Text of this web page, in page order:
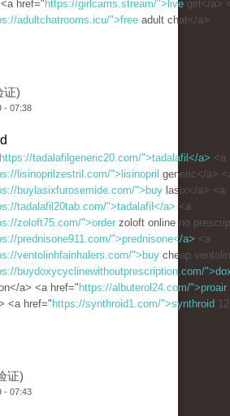
href=" https://girlcams.stream/">live girl</a>
adultchatrooms.icu/">free adult chat</a>
证)
- 07:38
https://tadalafilgeneric20.com/">tadalafil</a> <a
lisinoprilzestril.com/">lisinopril generic</a>
buylasixfurosemide.com/">buy lasix</a> <a
tadalafil20tab.com/">tadalafil</a> <a
zoloft75.com/">order zoloft online no
prednisone911.com/">prednisone</a> <a
ventolinhfainhalers.com/">buy cheap
buydoxycyclinewithoutprescription.com/
a> <a href=" https://albuterol24.com/">proair
<a href=" https://synthroid1.com/">synthroid
证)
- 07:43